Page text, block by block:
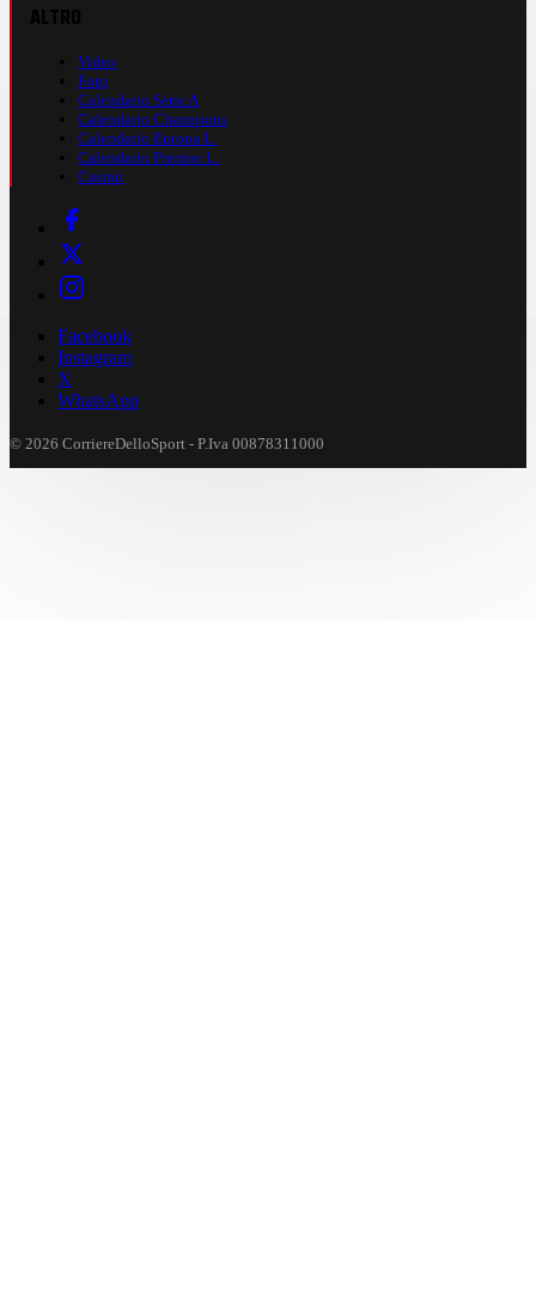
Video
Foto
Calendario Serie A
Calendario Champions
Calendario Europa L.
Calendario Premier L.
Casinò
Facebook
Instagram
X
WhatsApp
© 2026 CorriereDelloSport - P.Iva 00878311000